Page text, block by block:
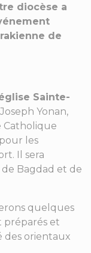
diocèse a
de
Sainte-
Yonan,
Catholique
les
Il sera
Bagdad et de
quelques
préparés et
des orientaux